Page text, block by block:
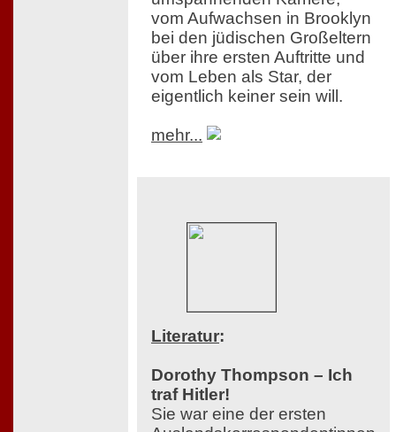
vom Aufwachsen in Brooklyn
bei den jüdischen Großeltern
über ihre ersten Auftritte und
vom Leben als Star, der
eigentlich keiner sein will.
mehr...
Literatur:
Dorothy Thompson – Ich
traf Hitler!
Sie war eine der ersten